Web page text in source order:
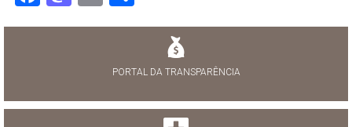
PORTAL DA TRANSPARÊNCIA